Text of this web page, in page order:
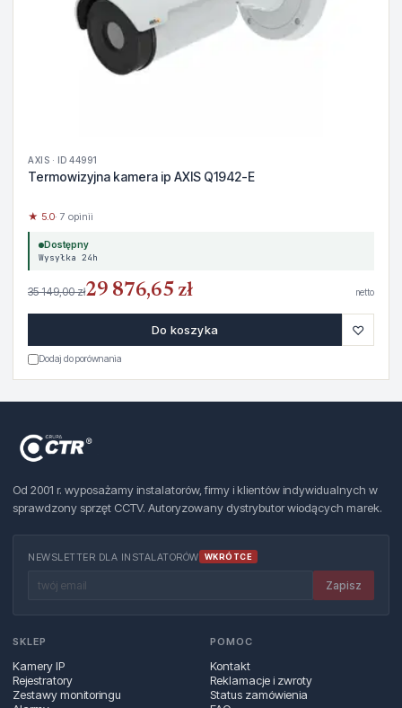
AXIS · ID 44991
Termowizyjna kamera ip AXIS Q1942-E
★ 5.0· 7 opinii
Dostępny
Wysyłka 24h
35 149,00 zł29 876,65 zł netto
Do koszyka ♡
Dodaj do porównania
Od 2001 r. wyposażamy instalatorów, firmy i klientów indywidualnych w
sprawdzony sprzęt CCTV. Autoryzowany dystrybutor wiodących marek.
NEWSLETTER DLA INSTALATORÓW WKRÓTCE
Zapisz
SKLEP
Kamery IP
Rejestratory
Zestawy monitoringu
POMOC
Kontakt
Reklamacje i zwroty
Status zamówienia